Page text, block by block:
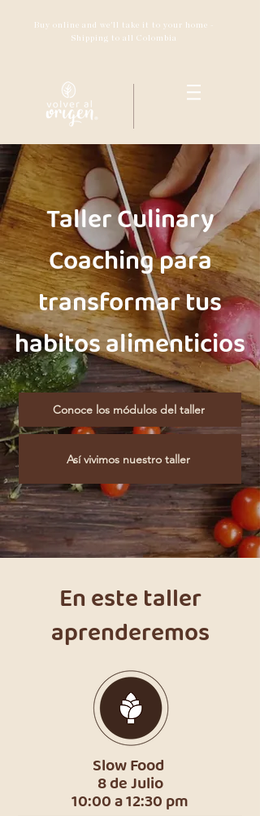
Buy online and we'll take it to your home -
Shipping to all Colombia
Taller Culinary
Coaching para
transformar tus
habitos alimenticios
Conoce los módulos del taller
Así vivimos nuestro taller
En este taller
aprenderemos
Slow Food
8 de Julio
10:00 a 12:30 pm